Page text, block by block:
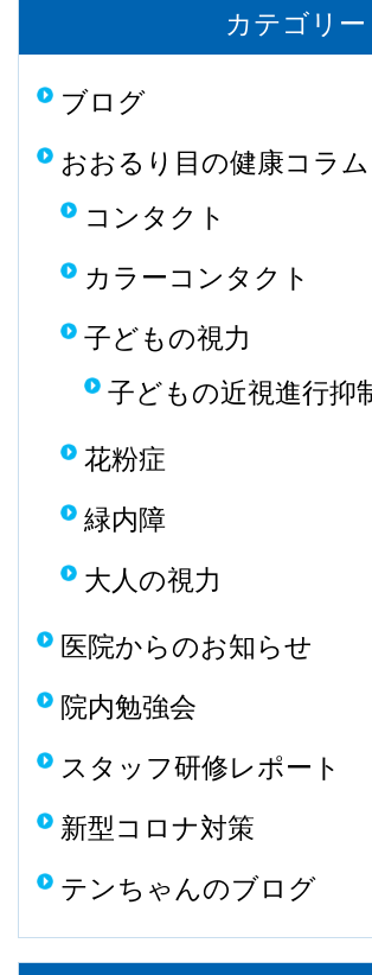
カテゴリー
ブログ
おおるり目の健康コラム
コンタクト
カラーコンタクト
子どもの視力
子どもの近視進行抑
花粉症
緑内障
大人の視力
医院からのお知らせ
院内勉強会
スタッフ研修レポート
新型コロナ対策
テンちゃんのブログ